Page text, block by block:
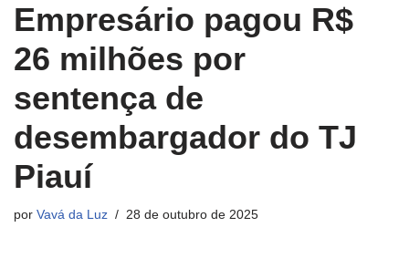
Empresário pagou R$
26 milhões por
sentença de
desembargador do TJ
Piauí
por Vavá da Luz 28 de outubro de 2025